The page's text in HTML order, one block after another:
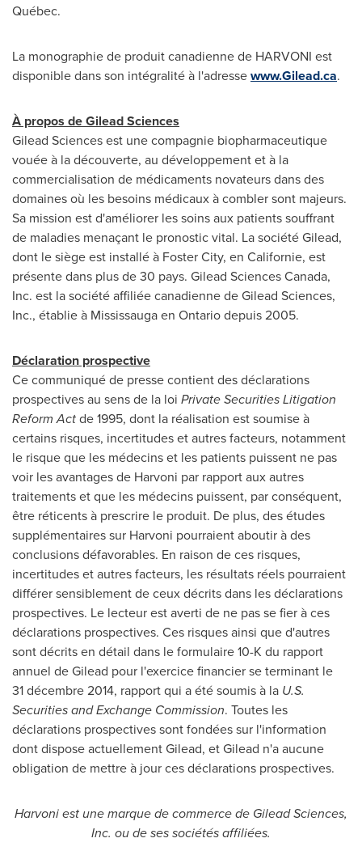
Québec.
La monographie de produit canadienne de HARVONI est
disponible dans son intégralité à l'adressewww.Gilead.ca.
À propos de Gilead Sciences
Gilead Sciences est une compagnie biopharmaceutique
vouée à la découverte, au développement et à la
commercialisation de médicaments novateurs dans des
domaines où les besoins médicaux à combler sont majeurs.
Sa mission est d'améliorer les soins aux patients souffrant
de maladies menaçant le pronostic vital. La société Gilead,
dont le siège est installé à Foster City, en Californie, est
présente dans plus de 30 pays. Gilead Sciences Canada,
Inc. est la société affiliée canadienne de Gilead Sciences,
Inc., établie à Mississauga en Ontariodepuis 2005.
Déclaration prospective
Ce communiqué de presse contient des déclarations
prospectives au sens de la loi Private Securities Litigation
Reform Actde 1995, dont la réalisation est soumise à
certains risques, incertitudes et autres facteurs, notamment
le risque que les médecins et les patients puissent ne pas
voir les avantages de Harvoni par rapport aux autres
traitements et que les médecins puissent, par conséquent,
être réticents à prescrire le produit. De plus, des études
supplémentaires sur Harvoni pourraient aboutir à des
conclusions défavorables. En raison de ces risques,
incertitudes et autres facteurs, les résultats réels pourraient
différer sensiblement de ceux décrits dans les déclarations
prospectives. Le lecteur est averti de ne pas se fier à ces
déclarations prospectives. Ces risques ainsi que d'autres
sont décrits en détail dans le formulaire 10-K du rapport
annuel de Gilead pour l'exercice financier se terminant le
31 décembre 2014, rapport qui a été soumis à la U.S.
Securities and Exchange Commission. Toutes les
déclarations prospectives sont fondées sur l'information
dont dispose actuellement Gilead, et Gilead n'a aucune
obligation de mettre à jour ces déclarations prospectives.
Harvoni est une marque de commerce de Gilead Sciences,
Inc. ou de ses sociétés affiliées.